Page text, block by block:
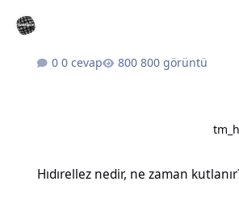
0 cevap 800 görüntü
Hıdırellez nedir, ne zaman